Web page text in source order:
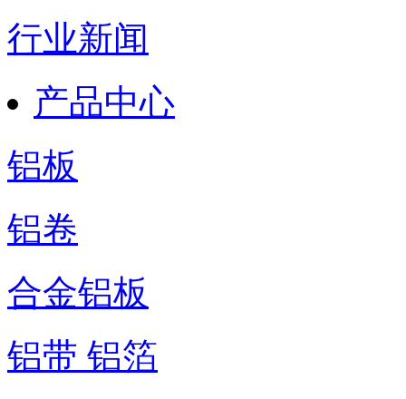
行业新闻
产品中心
铝板
铝卷
合金铝板
铝带 铝箔